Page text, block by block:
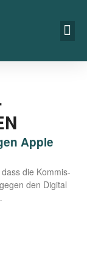
Apple
dass die Kom­mis­
den Digi­tal